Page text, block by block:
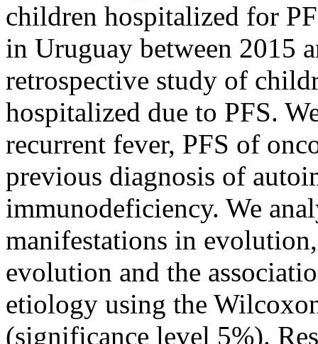
children hospitalized for
in Uruguay between 2015
retrospective study of
hospitalized due to PFS.
recurrent fever, PFS of
previous diagnosis of
immunodeficiency. We
manifestations in
evolution and the
etiology using the
(significance level 5%).